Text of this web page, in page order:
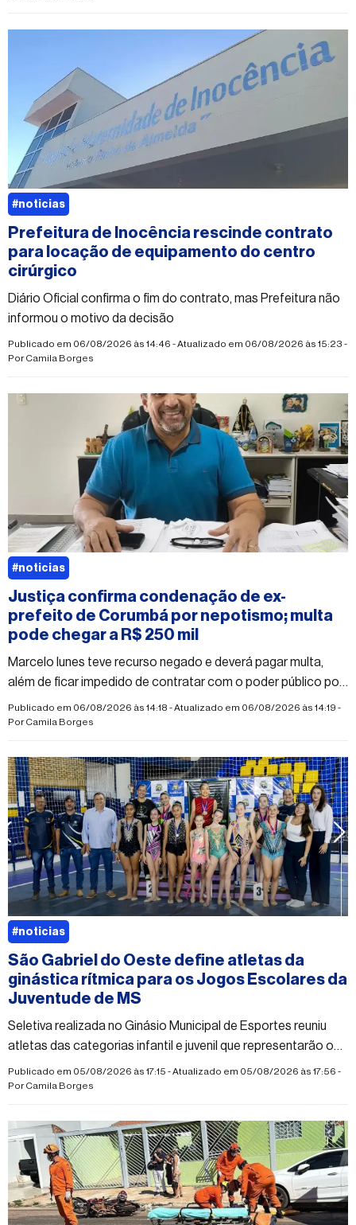
Prefeitura de Inocência rescinde contrato
para locação de equipamento do centro
cirúrgico
Diário Oficial confirma o fim do contrato, mas Prefeitura não
informou o motivo da decisão
Publicado em 06/08/2026 às 14:46 - Atualizado em 06/08/2026 às 15:23 -
PorCamila Borges
#noticias
Justiça confirma condenação de ex-
prefeito de Corumbá por nepotismo; multa
pode chegar a R$ 250 mil
Marcelo Iunes teve recurso negado e deverá pagar multa,
além de ficar impedido de contratar com o poder público por
dois anos
Publicado em 06/08/2026 às 14:18 - Atualizado em 06/08/2026 às 14:19 -
PorCamila Borges
#noticias
São Gabriel do Oeste define atletas da
ginástica rítmica para os Jogos Escolares da
Juventude de MS
Seletiva realizada no Ginásio Municipal de Esportes reuniu
atletas das categorias infantil e juvenil que representarão o
município na competição estadual
Publicado em 05/08/2026 às 17:15 - Atualizado em 05/08/2026 às 17:56 -
PorCamila Borges
#noticias